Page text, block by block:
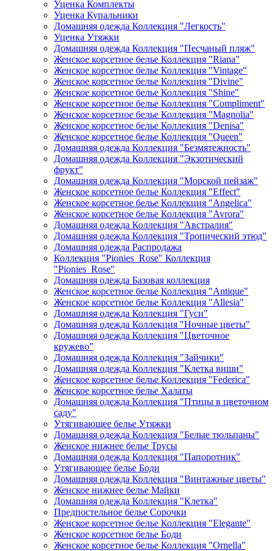
Уценка Комплекты
Уценка Купальники
Домашняя одежда Коллекция "Легкость"
Уценка Утяжки
Домашняя одежда Коллекция "Песчаный пляж"
Женское корсетное белье Коллекция "Riana"
Женское корсетное белье Коллекция "Vintage"
Женское корсетное белье Коллекция "Divine"
Женское корсетное белье Коллекция "Shine"
Женское корсетное белье Коллекция "Compliment"
Женское корсетное белье Коллекция "Magnolia"
Женское корсетное белье Коллекция "Denisa"
Женское корсетное белье Коллекция "Queen"
Домашняя одежда Коллекция "Безмятежность"
Домашняя одежда Коллекция "Экзотический
фрукт"
Домашняя одежда Коллекция "Морской пейзаж"
Женское корсетное белье Коллекция "Effect"
Женское корсетное белье Коллекция "Angelica"
Женское корсетное белье Коллекция "Avrora"
Домашняя одежда Коллекция "Австралия"
Домашняя одежда Коллекция "Тропический этюд"
Домашняя одежда Распродажа
Коллекция "Pionies_Rose" Коллекция
"Pionies_Rose"
Домашняя одежда Базовая коллекция
Женское корсетное белье Коллекция "Antique"
Женское корсетное белье Коллекция "Allesia"
Домашняя одежда Коллекция "Гуси"
Домашняя одежда Коллекция "Ночные цветы"
Домашняя одежда Коллекция "Цветочное
кружево"
Домашняя одежда Коллекция "Зайчики"
Домашняя одежда Коллекция "Клетка виши"
Женское корсетное белье Коллекция "Federica"
Женское корсетное белье Халаты
Домашняя одежда Коллекция "Птицы в цветочном
саду"
Утягивающее белье Утяжки
Домашняя одежда Коллекция "Белые тюльпаны"
Женское нижнее белье Трусы
Домашняя одежда Коллекция "Папоротник"
Утягивающее белье Боди
Домашняя одежда Коллекция "Винтажные цветы"
Женское нижнее белье Майки
Домашняя одежда Коллекция "Клетка"
Предпостельное белье Сорочки
Женское корсетное белье Коллекция "Elegante"
Женское корсетное белье Боди
Женское корсетное белье Коллекция "Ornella"